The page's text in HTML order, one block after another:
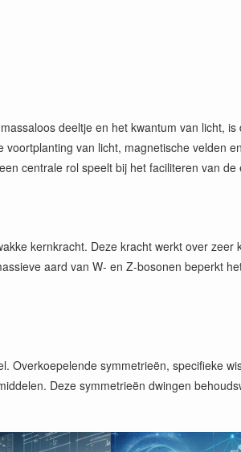
deeltje en het kwantum van licht,
van licht, magnetische velden
centrale rol speelt bij het faciliteren van
kernkracht. Deze kracht werkt over
aard van W- en Z-bosonen beperkt
symmetrieën, specifieke
Deze symmetrieën dwingen